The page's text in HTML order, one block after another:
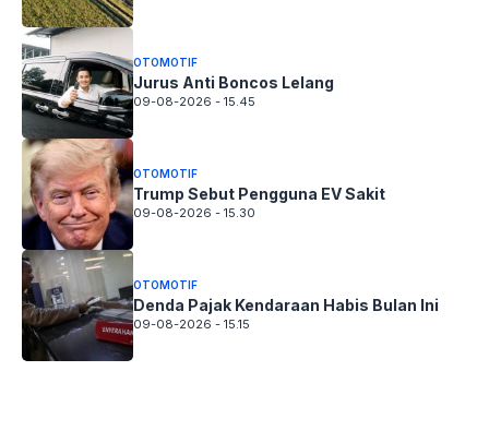
OTOMOTIF
Jurus Anti Boncos Lelang
09-08-2026 - 15.45
OTOMOTIF
Trump Sebut Pengguna EV Sakit
09-08-2026 - 15.30
OTOMOTIF
Denda Pajak Kendaraan Habis Bulan Ini
09-08-2026 - 15.15